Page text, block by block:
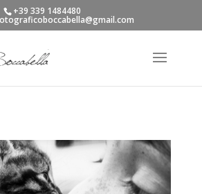
+39 339 1484480